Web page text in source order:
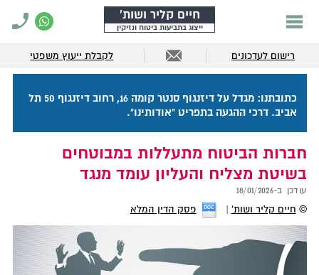
חיים קליר ושות'
ייצוג בתביעות ביטוח ונזיקין
רישום לעדכונים לקבלת ייעוץ משפטי
כתובתנו: מגדל על דיזנגוף סנטר קומה 16, רחוב דיזנגוף 50 תל
אביב. דרכי ההגעה בתפריט "אודותינו".
חברות הביטוח מתעללות במבוטחים
בשיטת מצליח והעליון עומד מנגד
עודכן ב-18/01/2026
© חיים קליר ושות' פסק הדין המלא